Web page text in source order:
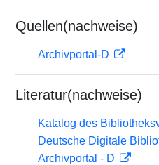
Quellen(nachweise)
Archivportal-D
Literatur(nachweise)
Katalog des
Deutsche Digitale
Archivportal - D